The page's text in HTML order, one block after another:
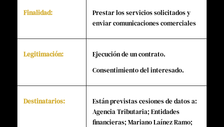
Finalidad:
Prestar los servicios solicitados y
enviar comunicaciones comerciales
Legitimación:
Ejecución de un contrato.
Consentimiento del interesado.
Destinatarios:
Están previstas cesiones de datos a:
Agencia Tributaria; Entidades
financieras; Mariano Laínez Ramo;